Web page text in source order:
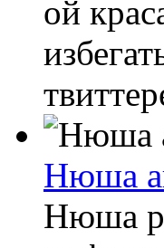
ой
Нюша
Нюша